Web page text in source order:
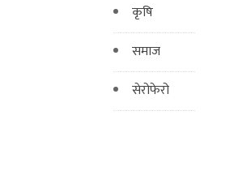
कृषि
समाज
सेरोफेरो